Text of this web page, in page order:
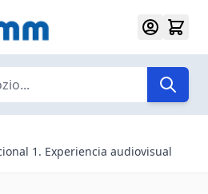
1. Experiencia audiovisual